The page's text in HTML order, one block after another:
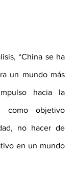
“China se ha
un mundo más
hacia la
como objetivo
no hacer de
en un mundo